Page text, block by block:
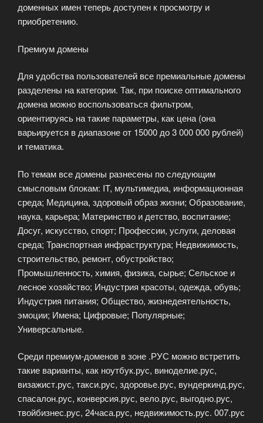
доменных имен теперь доступен к просмотру и
приобретению.
Премиум домены
Для удобства пользователей все премиальные домены
разделены на категории. Так, при поиске оптимального
домена можно воспользоваться фильтром,
ориентируясь на такие параметры, как цена (она
варьируется в диапазоне от 15000 до 3 000 000 рублей)
и тематика.
По темам все домены разнесены по следующим
смысловым блокам: IT, мультимедиа, информационная
среда; Медицина, здоровый образ жизни; Образование,
наука, карьера; Материнство и детство, воспитание;
Досуг, искусство, спорт; Профессии, услуги, деловая
среда; Транспортная инфраструктура; Недвижимость,
строительство, ремонт, обустройство;
Промышленность, химия, физика, сырье; Сельское и
лесное хозяйство; Индустрия красоты, одежда, обувь;
Индустрия питания; Общество, жизнедеятельность,
эмоции; Имена; Цифровые; Популярные;
Универсальные.
Среди премиум-доменов в зоне .РУС можно встретить
такие варианты, как ноутбук.рус, виноделие.рус,
визажист.рус, такси.рус, здоровье.рус, вундеркинд.рус,
спасалон.рус, конверсия.рус, вело.рус, выгодно.рус,
твойбизнес.рус, 24часа.рус, недвижимость.рус. 007.рус